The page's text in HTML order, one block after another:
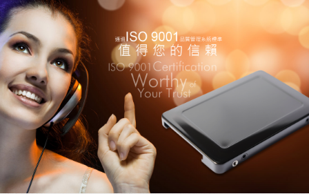
公司簡介
產品介紹
聯絡我們
最新消息